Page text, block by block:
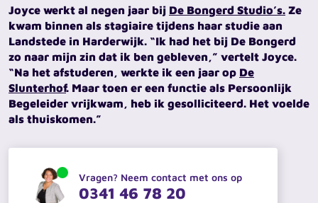
Joyce werkt al negen jaar bij De Bongerd Studio’s. Ze
kwam binnen als stagiaire tijdens haar studie aan
Landstede in Harderwijk. “Ik had het bij De Bongerd
zo naar mijn zin dat ik ben gebleven,” vertelt Joyce.
“Na het afstuderen, werkte ik een jaar op De
Slunterhof. Maar toen er een functie als Persoonlijk
Begeleider vrijkwam, heb ik gesolliciteerd. Het voelde
als thuiskomen.”
Vragen? Neem contact met ons op
0341 46 78 20